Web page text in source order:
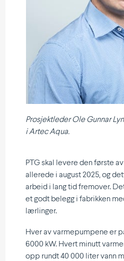
Prosjektleder Ole Gunnar
i Artec Aqua.
PTG skal levere den første
allerede i august 2025, og
arbeid i lang tid fremover.
et godt belegg i fabrikken
lærlinger.
Hver av varmepumpene er
6000 kW. Hvert minutt
opp rundt 40 000 liter vann